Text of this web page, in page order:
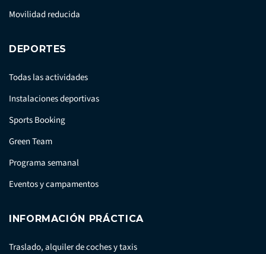
Movilidad reducida
DEPORTES
Todas las actividades
Instalaciones deportivas
Sports Booking
Green Team
Programa semanal
Eventos y campamentos
INFORMACIÓN PRÁCTICA
Traslado, alquiler de coches y taxis